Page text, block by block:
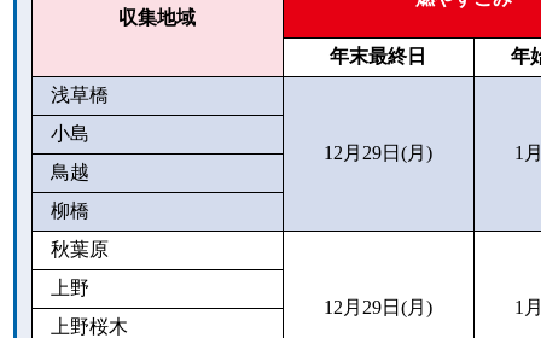
収集地域
年末最終日
年
浅草橋
12月29日(月) 1
小島
鳥越
柳橋
秋葉原
12月29日(月) 1
上野
上野桜木